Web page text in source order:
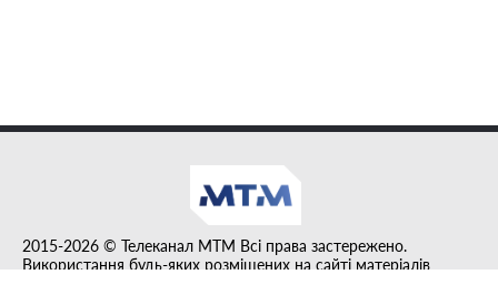
2015-2026 © Телеканал MTM Всі права застережено.
Використання будь-яких розміщених на сайті матеріалів